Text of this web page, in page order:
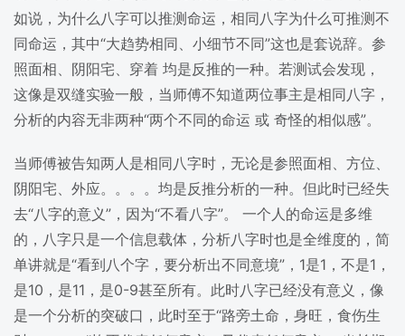
如说，为什么八字可以推测命运，相同八字为什么可推测不
同命运，其中“大趋势相同、小细节不同”这也是套说辞。参
照面相、阴阳宅、穿着 均是反推的一种。若测试会发现，
这像是双缝实验一般，当师傅不知道两位事主是相同八字，
分析的内容无非两种“两个不同的命运 或 奇怪的相似感”。
当师傅被告知两人是相同八字时，无论是参照面相、方位、
阴阳宅、外应。。。。均是反推分析的一种。但此时已经失
去“八字的意义”，因为“不看八字”。 一个人的命运是多维
的，八字只是一个信息载体，分析八字时也是全维度的，简
单讲就是“看到八个字，要分析出不同意境”，1是1，不是1，
是10，是11，是0-9甚至所有。此时八字已经没有意义，像
是一个分析的突破口，此时至于“路旁土命，身旺，食伤生